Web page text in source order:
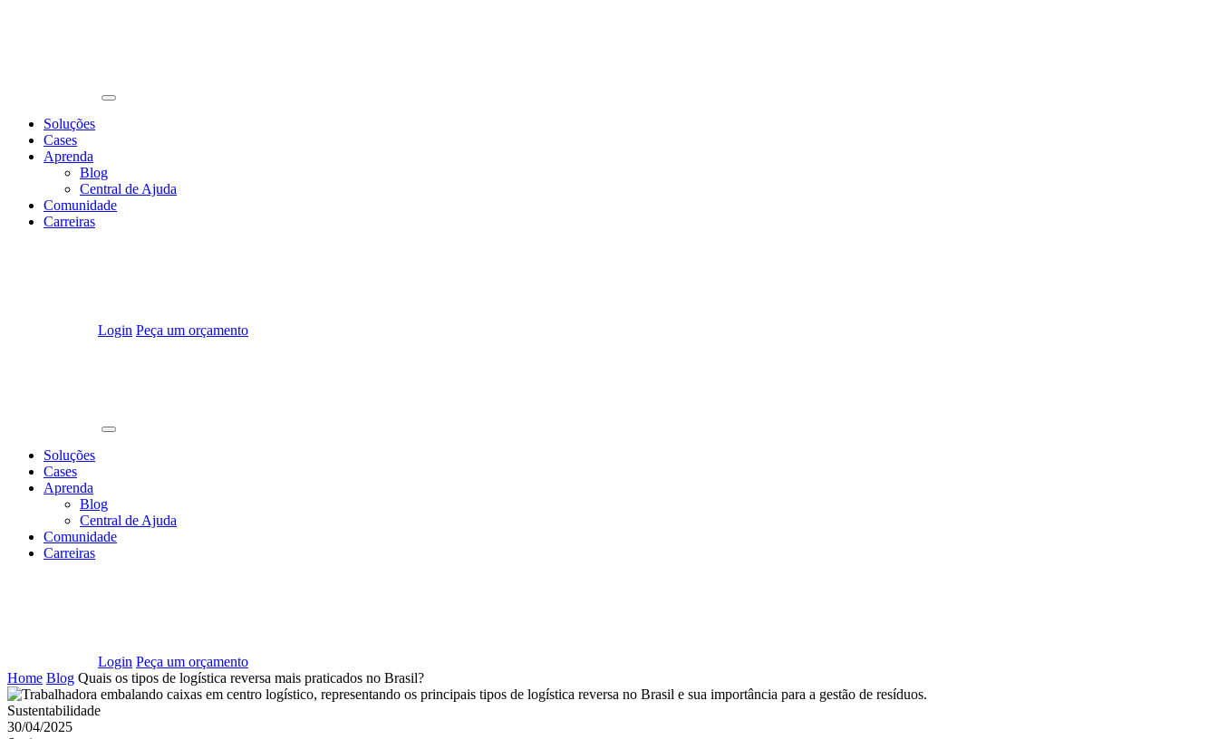
Soluções
Cases
Aprenda
Blog
Central de Ajuda
Comunidade
Carreiras
Login Peça um orçamento
Soluções
Cases
Aprenda
Blog
Central de Ajuda
Comunidade
Carreiras
Login Peça um orçamento
Home Blog Quais os tipos de logística reversa mais praticados no Brasil?
Sustentabilidade
30/04/2025